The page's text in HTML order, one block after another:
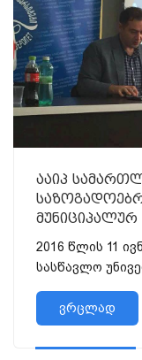
ააიპ
2016 წლის 11
სასწავლო
ვრცლად